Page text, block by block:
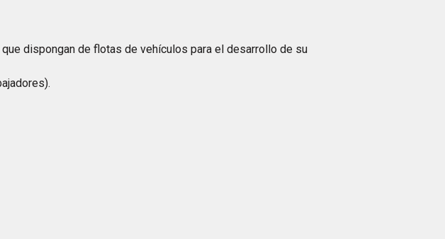
dispongan de flotas de vehículos para el desarrollo de su